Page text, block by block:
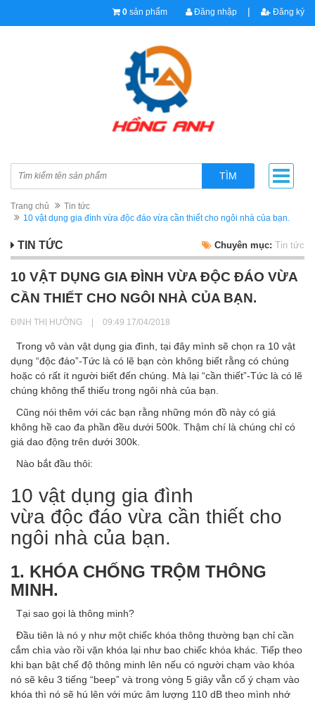
0 sản phẩm Đăng nhập | Đăng ký
TÌM
Trang chủ
Tin tức
10 vật dụng gia đình vừa độc đáo vừa cần thiết cho ngôi nhà của bạn.
TIN TỨC Chuyên mục: Tin tức
10 VẬT DỤNG GIA ĐÌNH VỪA ĐỘC ĐÁO VỪA
CẦN THIẾT CHO NGÔI NHÀ CỦA BẠN.
ĐINH THỊ HƯỜNG | 09:49 17/04/2018
Trong vô vàn vật dụng gia đình, tại đây mình sẽ chọn ra 10 vật
dụng “độc đáo”-Tức là có lẽ bạn còn không biết rằng có chúng
hoặc có rất ít người biết đến chúng. Mà lại “cần thiết”-Tức là có lẽ
chúng không thể thiếu trong ngôi nhà của bạn.
Cũng nói thêm với các bạn rằng những món đồ này có giá
không hề cao đa phần đều dưới 500k. Thậm chí là chúng chỉ có
giá dao động trên dưới 300k.
Nào bắt đầu thôi:
10 vật dụng gia đình
vừa độc đáo vừa cần thiết cho
ngôi nhà của bạn.
1. KHÓA CHỐNG TRỘM THÔNG
MINH.
Tại sao gọi là thông minh?
Đầu tiên là nó y như một chiếc khóa thông thường bạn chỉ cần
cắm chìa vào rồi vặn khóa lại như bao chiếc khóa khác. Tiếp theo
khi bạn bật chế độ thông minh lên nếu có người chạm vào khóa
nó sẽ kêu 3 tiếng “beep” và trong vòng 5 giây vẫn cố ý chạm vào
khóa thì nó sẽ hú lên với mức âm lượng 110 dB theo mình nhớ